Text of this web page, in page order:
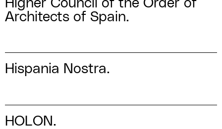
Higher Council of the Order of
Architects of Spain.
Hispania Nostra.
HOLON.